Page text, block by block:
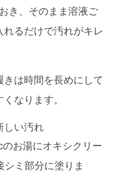
き、そのまま溶液ご
るだけで汚れがキレ
は時間を長めにして
なります。
しい汚れ
お湯にオキシクリー
シミ部分に塗りま